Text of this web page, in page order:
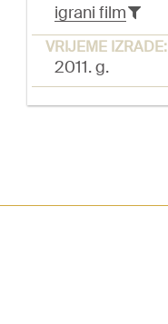
igrani film
VRIJEME IZRADE:
2011. g.